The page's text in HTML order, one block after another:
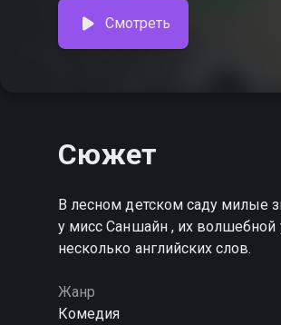
Смотреть
Сюжет
В лесном детском саду милые
у мисс Саншайн , их
несколько английских слов.
Жанр
Комедия